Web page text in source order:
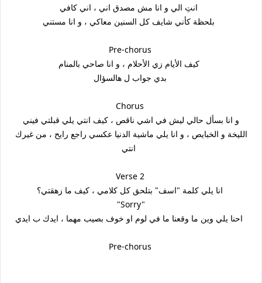
Pre-chorus
كيف الأيام زي الأحلام ، و انا صاحي بالمنام
Chorus
و انا بسأل حالي ليش في اشي ناقص ، كيف انتي يلي قبلتي فيني
الليخة و الخبايص ، و انا يلي ماشية الدنيا عكسي راجع رايح ، من غيرك
Verse 2
"Sorry"
Pre-chorus